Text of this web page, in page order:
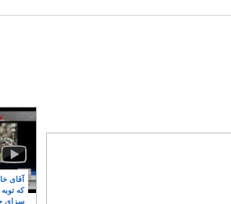
آقای
که
سزای